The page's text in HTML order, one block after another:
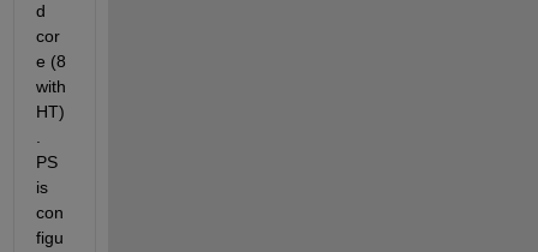
d
cor
e (8
with
HT)
PS
is
con
figu